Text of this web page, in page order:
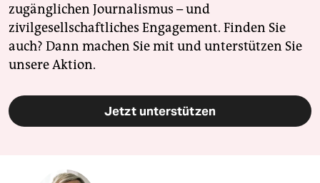
zugänglichen Journalismus – und
zivilgesellschaftliches Engagement. Finden Sie
auch? Dann machen Sie mit und unterstützen Sie
unsere Aktion.
Jetzt unterstützen